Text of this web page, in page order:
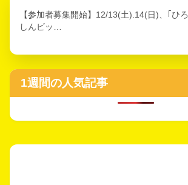
【参加者募集開始】12/13(土).14(日)、｢ひろ
しんビッ…
1週間の人気記事